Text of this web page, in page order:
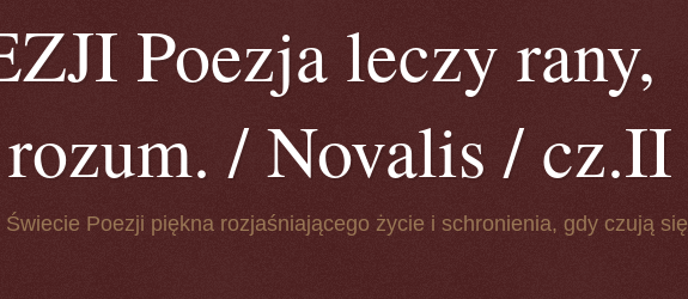
Poezja leczy rany,
/ Novalis / cz.II
Poezji piękna rozjaśniającego życie i schronienia, gdy czują się